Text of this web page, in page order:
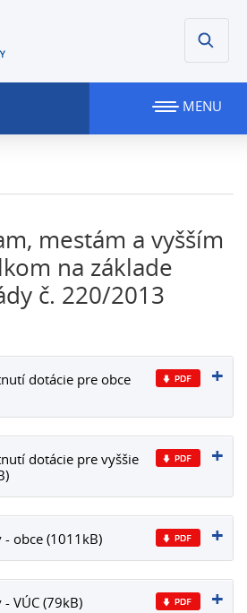
MENU
mestám a vyšším
na základe
č. 220/2013
dotácie pre obce
dotácie pre vyššie
obce (1011kB)
VÚC (79kB)